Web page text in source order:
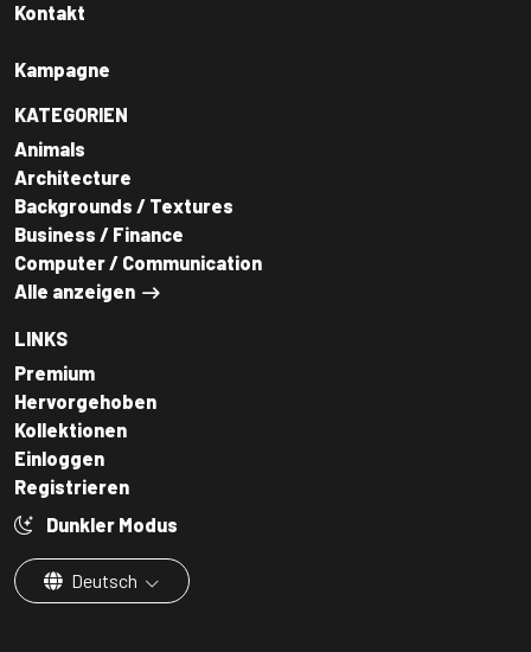
Kontakt
Kampagne
KATEGORIEN
Animals
Architecture
Backgrounds / Textures
Business / Finance
Computer / Communication
Alle anzeigen
LINKS
Premium
Hervorgehoben
Kollektionen
Einloggen
Registrieren
Dunkler Modus
Deutsch